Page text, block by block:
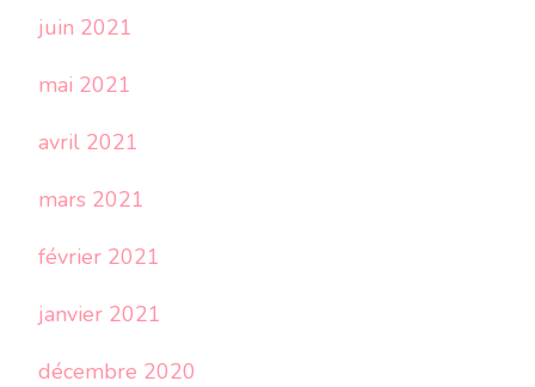
juin 2021
mai 2021
avril 2021
mars 2021
février 2021
janvier 2021
décembre 2020